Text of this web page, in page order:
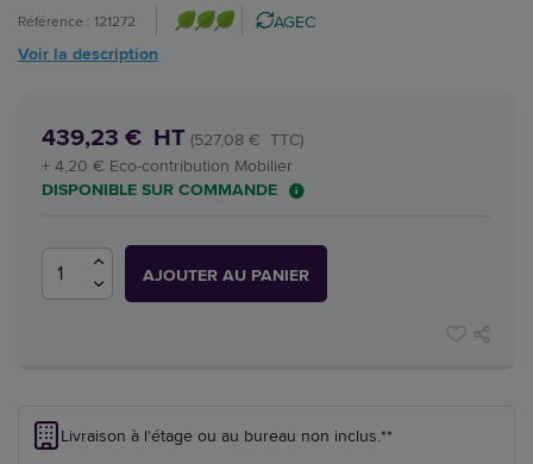
Référence : 121272
AGEC
Voir la description
439,23 € HT (527,08 € TTC)
+ 4,20 € Eco-contribution Mobilier
DISPONIBLE SUR COMMANDE
AJOUTER AU PANIER
Livraison à l'étage ou au bureau non inclus.**